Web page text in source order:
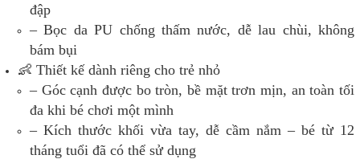
đập
– Bọc da PU chống thấm nước, dễ lau chùi, không
bám bụi
👶 Thiết kế dành riêng cho trẻ nhỏ
– Góc cạnh được bo tròn, bề mặt trơn mịn, an toàn tối
đa khi bé chơi một mình
– Kích thước khối vừa tay, dễ cầm nắm – bé từ 12
tháng tuổi đã có thể sử dụng